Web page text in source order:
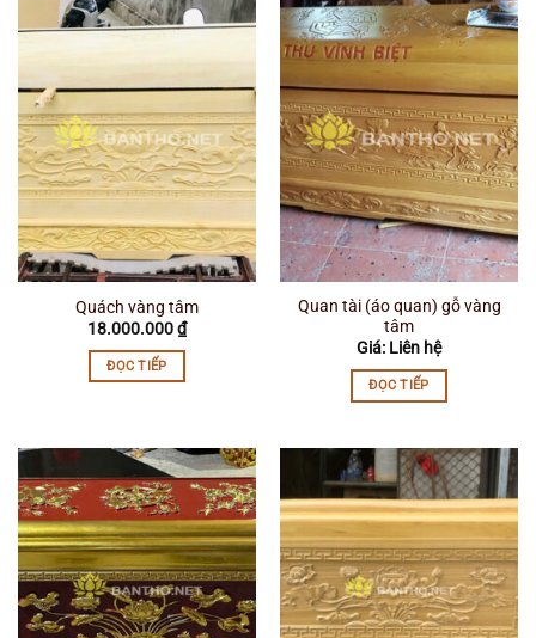
Quách vàng tâm
18.000.000₫
ĐỌC TIẾP
Quan tài (áo quan) gỗ vàng
tâm
Giá: Liên hệ
ĐỌC TIẾP